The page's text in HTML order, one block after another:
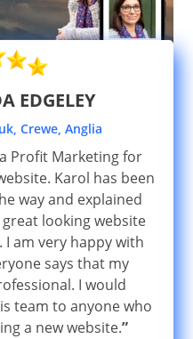
EDGELEY
Crewe, Anglia
Profit Marketing for
Karol has been
way and explained
looking website
am very happy with
says that my
I would
team to anyone who
a new website.”